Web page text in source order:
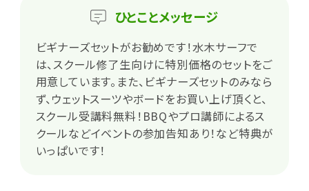
ひとことメッセージ
ビギナーズセットがお勧めです！水木サーフで
は、スクール修了生向けに特別価格のセットをご
用意しています。また、ビギナーズセットのみなら
ず、ウェットスーツやボードをお買い上げ頂くと、
スクール受講料無料！BBQやプロ講師によるス
クールなどイベントの参加告知あり！など特典が
いっぱいです！